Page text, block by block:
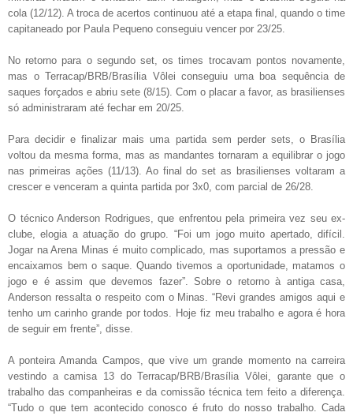
cola (12/12). A troca de acertos continuou até a etapa final, quando o time
capitaneado por Paula Pequeno conseguiu vencer por 23/25.
No retorno para o segundo set, os times trocavam pontos novamente,
mas o Terracap/BRB/Brasília Vôlei conseguiu uma boa sequência de
saques forçados e abriu sete (8/15). Com o placar a favor, as brasilienses
só administraram até fechar em 20/25.
Para decidir e finalizar mais uma partida sem perder sets, o Brasília
voltou da mesma forma, mas as mandantes tornaram a equilibrar o jogo
nas primeiras ações (11/13). Ao final do set as brasilienses voltaram a
crescer e venceram a quinta partida por 3x0, com parcial de 26/28.
O técnico Anderson Rodrigues, que enfrentou pela primeira vez seu ex-
clube, elogia a atuação do grupo. “Foi um jogo muito apertado, difícil.
Jogar na Arena Minas é muito complicado, mas suportamos a pressão e
encaixamos bem o saque. Quando tivemos a oportunidade, matamos o
jogo e é assim que devemos fazer”. Sobre o retorno à antiga casa,
Anderson ressalta o respeito com o Minas. “Revi grandes amigos aqui e
tenho um carinho grande por todos. Hoje fiz meu trabalho e agora é hora
de seguir em frente”, disse.
A ponteira Amanda Campos, que vive um grande momento na carreira
vestindo a camisa 13 do Terracap/BRB/Brasília Vôlei, garante que o
trabalho das companheiras e da comissão técnica tem feito a diferença.
“Tudo o que tem acontecido conosco é fruto do nosso trabalho. Cada